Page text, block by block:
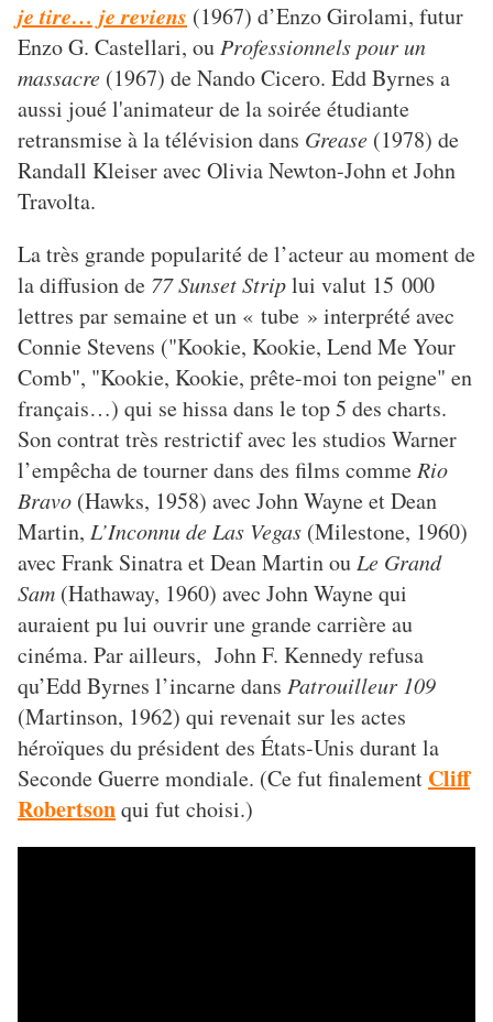
je tire… je reviens (1967) d’Enzo Girolami, futur
Enzo G. Castellari, ou Professionnels pour un
massacre (1967) de Nando Cicero. Edd Byrnes a
aussi joué l'animateur de la soirée étudiante
retransmise à la télévision dans Grease (1978) de
Randall Kleiser avec Olivia Newton-John et John
Travolta.
La très grande popularité de l’acteur au moment de
la diffusion de 77 Sunset Striplui valut 15 000
lettres par semaine et un « tube » interprété avec
Connie Stevens ("Kookie, Kookie, Lend Me Your
Comb", "Kookie, Kookie, prête-moi ton peigne" en
français…) qui se hissa dans le top 5 des charts.
Son contrat très restrictif avec les studios Warner
l’empêcha de tourner dans des films comme Rio
Bravo (Hawks, 1958) avec John Wayne et Dean
Martin, L’Inconnu de Las Vegas (Milestone, 1960)
avec Frank Sinatra et Dean Martin ou Le Grand
Sam (Hathaway, 1960) avec John Wayne qui
auraient pu lui ouvrir une grande carrière au
cinéma. Par ailleurs, John F. Kennedy refusa
qu’Edd Byrnes l’incarne dans Patrouilleur 109
(Martinson, 1962) qui revenait sur les actes
héroïques du président des États-Unis durant la
Seconde Guerre mondiale. (Ce fut finalement Cliff
Robertsonqui fut choisi.)